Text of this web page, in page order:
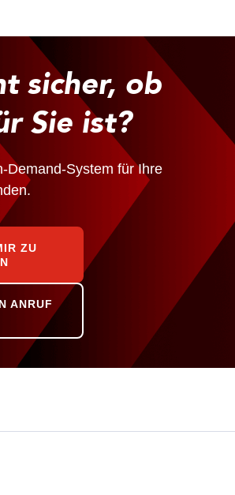
sicher, ob
Sie ist?
Demand-System für Ihre
ZU
ANRUF